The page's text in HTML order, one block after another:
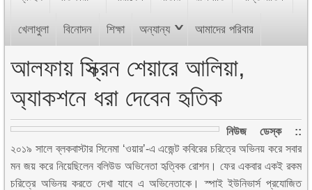
খেলাধুলা বিনোদন শিক্ষা অন্যান্য আমাদের পরিবার
আলফায় স্ক্রিন শেয়ারে আলিয়া,
অ্যাকশনে ধরা দেবেন হৃতিক
নিউজ ডেস্ক ::
২০১৯ সালে ব্লকবাস্টার সিনেমা ‘ওয়ার’-এ এজেন্ট কবিরের চরিত্রে অভিনয় করে সবার
মন জয় করে নিয়েছিলেন বলিউড অভিনেতা হৃত্বিক রোশন। ফের একবার একই রকম
চরিত্রে অভিনয় করতে দেখা যাবে এ অভিনেতাকে। স্পাই ইউনিভার্স প্রযোজিত